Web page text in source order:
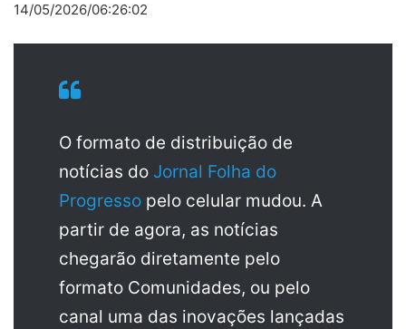
14/05/2026/06:26:02
O formato de distribuição de
notícias do Jornal Folha do
Progresso pelo celular mudou. A
partir de agora, as notícias
chegarão diretamente pelo
formato Comunidades, ou pelo
canal uma das inovações lançadas